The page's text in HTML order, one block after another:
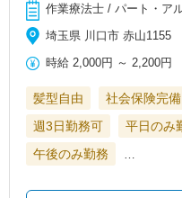
作業療法士 / パート・ア
埼玉県 川口市 赤山1155
時給 2,000円 ～ 2,200円
髪型自由 社会保険完備
週3日勤務可
平日のみ
午後のみ勤務